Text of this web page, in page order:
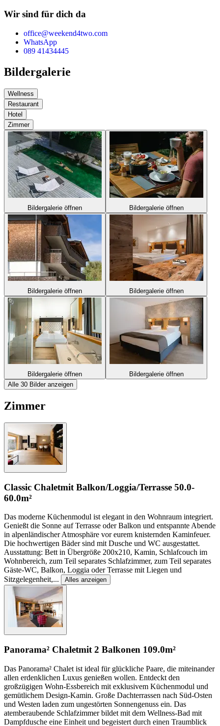
Wir sind für dich da
office@weekend4two.com
WhatsApp
089 41434445
Bildergalerie
Wellness
Restaurant
Hotel
Zimmer
Bildergalerie öffnen Bildergalerie öffnen
Bildergalerie öffnen Bildergalerie öffnen
Bildergalerie öffnen
Bildergalerie öffnen
Alle 30 Bilder anzeigen
Zimmer
Classic Chaletmit Balkon/Loggia/Terrasse 50.0-
60.0m²
Das moderne Küchenmodul ist elegant in den Wohnraum integriert.
Genießt die Sonne auf Terrasse oder Balkon und entspannte Abende
in alpenländischer Atmosphäre vor eurem knisternden Kaminfeuer.
Die hochwertigen Bäder sind mit Dusche und WC ausgestattet.
Ausstattung: Bett in Übergröße 200x210, Kamin, Schlafcouch im
Wohnbereich, zum Teil separates Schlafzimmer, zum Teil separates
Gäste-WC, Balkon, Loggia oder Terrasse mit Liegen und
Sitzgelegenheit,... Alles anzeigen
Panorama² Chaletmit 2 Balkonen 109.0m²
Das Panorama² Chalet ist ideal für glückliche Paare, die miteinander
allen erdenklichen Luxus genießen wollen. Entdeckt den
großzügigen Wohn-Essbereich mit exklusivem Küchenmodul und
gemütlichem Design-Kamin. Große Dachterrassen nach Süd-Osten
und Westen laden zum ungestörten Sonnengenuss ein. Das
atemberaubende Schlafzimmer bildet mit dem Wellness-Bad mit
Dampfdusche eine Einheit und begeistert durch einen Traumblick